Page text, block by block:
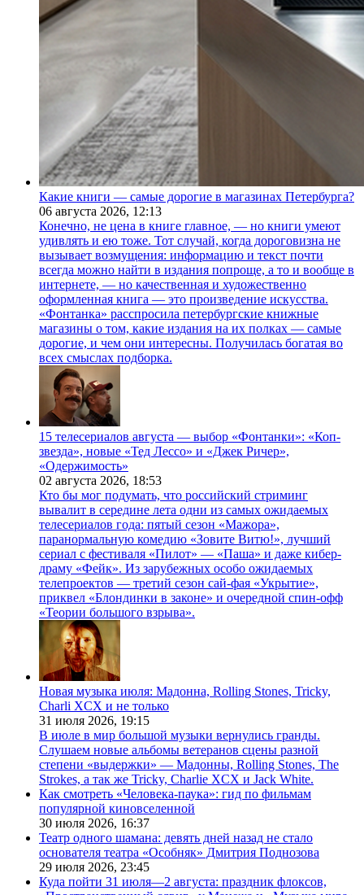
Какие книги — самые дорогие в магазинах Петербурга?
06 августа 2026, 12:13
Конечно, не цена в книге главное, — но книги умеют
удивлять и ею тоже. Тот случай, когда дороговизна не
вызывает возмущения: информацию и текст почти
всегда можно найти в издания попроще, а то и вообще в
интернете, — но качественная и художественно
оформленная книга — это произведение искусства.
«Фонтанка» расспросила петербургские книжные
магазины о том, какие издания на их полках — самые
дорогие, и чем они интересны. Получилась богатая во
всех смыслах подборка.
15 телесериалов августа — выбор «Фонтанки»: «Коп-
звезда», новые «Тед Лессо» и «Джек Ричер»,
«Одержимость»
02 августа 2026, 18:53
Кто бы мог подумать, что российский стриминг
вывалит в середине лета одни из самых ожидаемых
телесериалов года: пятый сезон «Мажора»,
паранормальную комедию «Зовите Витю!», лучший
сериал с фестиваля «Пилот» — «Паша» и даже кибер-
драму «Фейк». Из зарубежных особо ожидаемых
телепроектов — третий сезон сай-фая «Укрытие»,
приквел «Блондинки в законе» и очередной спин-офф
«Теории большого взрыва».
Новая музыка июля: Мадонна, Rolling Stones, Tricky,
Charli XCX и не только
31 июля 2026, 19:15
В июле в мир большой музыки вернулись гранды.
Слушаем новые альбомы ветеранов сцены разной
степени «выдержки» — Мадонны, Rolling Stones, The
Strokes, а так же Tricky, Charlie XCX и Jack White.
Как смотреть «Человека-паука»: гид по фильмам
популярной киновселенной
30 июля 2026, 16:37
Театр одного шамана: девять дней назад не стало
основателя театра «Особняк» Дмитрия Поднозова
29 июля 2026, 23:45
Куда пойти 31 июля—2 августа: праздник флоксов,